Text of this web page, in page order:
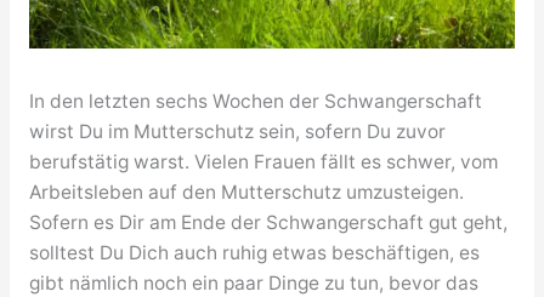
In den letzten sechs Wochen der Schwangerschaft
wirst Du im Mutterschutz sein, sofern Du zuvor
berufstätig warst. Vielen Frauen fällt es schwer, vom
Arbeitsleben auf den Mutterschutz umzusteigen.
Sofern es Dir am Ende der Schwangerschaft gut geht,
solltest Du Dich auch ruhig etwas beschäftigen, es
gibt nämlich noch ein paar Dinge zu tun, bevor das